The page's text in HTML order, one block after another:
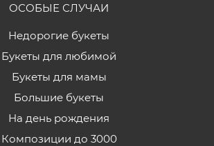
ОСОБЫЕ СЛУЧАИ
Недорогие букеты
Букеты для любимой
Букеты для мамы
Большие букеты
На день рождения
Композиции до 3000